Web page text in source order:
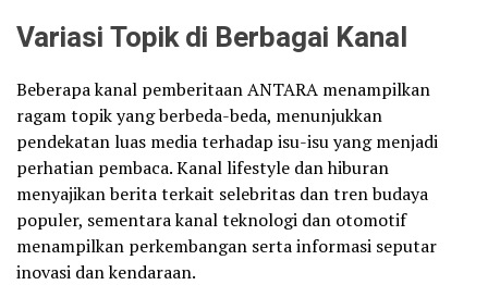
Variasi Topik di Berbagai Kanal
Beberapa kanal pemberitaan ANTARA menampilkan
ragam topik yang berbeda-beda, menunjukkan
pendekatan luas media terhadap isu-isu yang menjadi
perhatian pembaca. Kanal lifestyle dan hiburan
menyajikan berita terkait selebritas dan tren budaya
populer, sementara kanal teknologi dan otomotif
menampilkan perkembangan serta informasi seputar
inovasi dan kendaraan.